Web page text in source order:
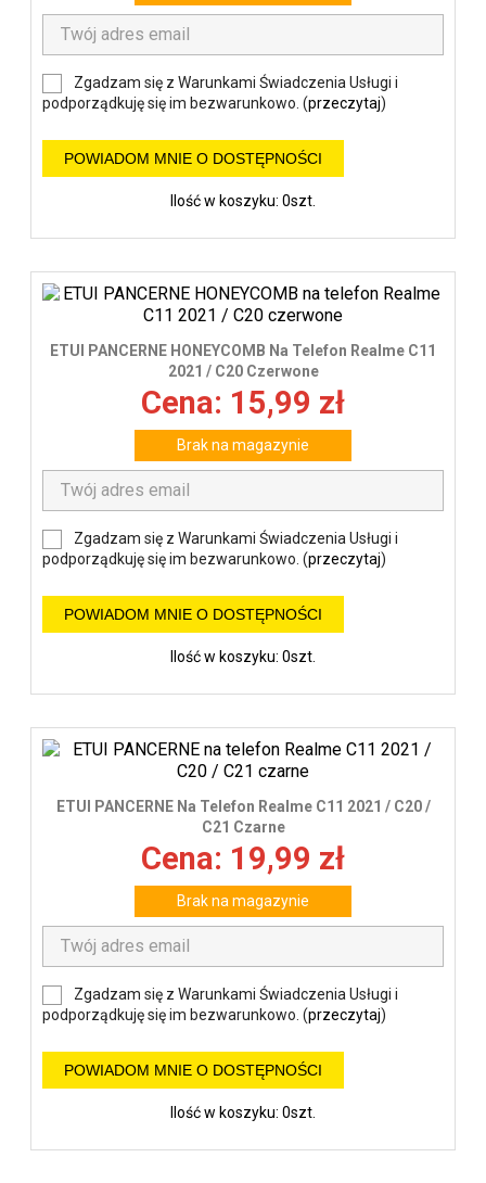
Zgadzam się z Warunkami Świadczenia Usługi i
podporządkuję się im bezwarunkowo. (przeczytaj)
POWIADOM MNIE O DOSTĘPNOŚCI
Ilość w koszyku: 0szt.
ETUI PANCERNE HONEYCOMB Na Telefon Realme C11
2021 / C20 Czerwone
Cena: 15,99 zł
Brak na magazynie
Zgadzam się z Warunkami Świadczenia Usługi i
podporządkuję się im bezwarunkowo. (przeczytaj)
POWIADOM MNIE O DOSTĘPNOŚCI
Ilość w koszyku: 0szt.
ETUI PANCERNE Na Telefon Realme C11 2021 / C20 /
C21 Czarne
Cena: 19,99 zł
Brak na magazynie
Zgadzam się z Warunkami Świadczenia Usługi i
podporządkuję się im bezwarunkowo. (przeczytaj)
POWIADOM MNIE O DOSTĘPNOŚCI
Ilość w koszyku: 0szt.